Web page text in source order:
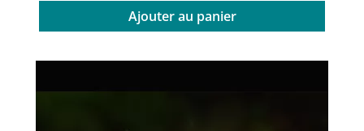
Ajouter au panier